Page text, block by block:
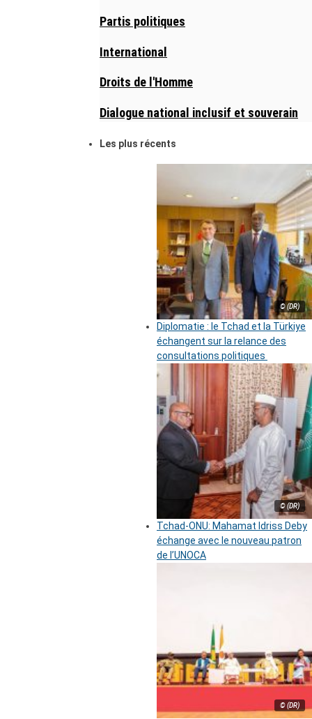
Partis politiques
International
Droits de l'Homme
Dialogue national inclusif et souverain
Les plus récents
© (DR)
Diplomatie : le Tchad et la Türkiye
échangent sur la relance des
consultations politiques
© (DR)
Tchad-ONU: Mahamat Idriss Deby
échange avec le nouveau patron
de l’UNOCA
© (DR)